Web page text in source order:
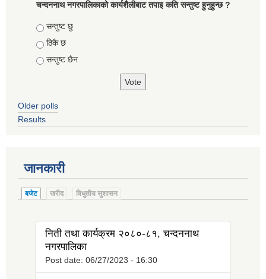
चन्दननाथ नगरपालिकाको कार्यशैलीबाट तपाइ कति सन्तुष्ट हुनुहुन्छ ?
Choices
सन्तुष्ट छु
ठिकै छ
सन्तुष्ट छैन
Older polls
Results
जानकारी
बजेट खरीद विधुतीय सुशासन
निती तथा कार्यक्रम २०८०-८१, चन्दननाथ
नगरपालिका
Post date: 06/27/2023 - 16:30